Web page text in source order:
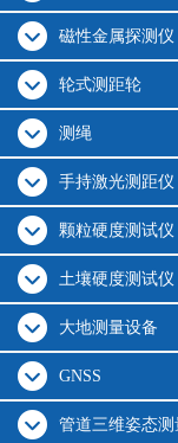
磁性金属探测仪
轮式测距轮
测绳
手持激光测距仪
颗粒硬度测试仪
土壤硬度测试仪
大地测量设备
GNSS
管道三维姿态测